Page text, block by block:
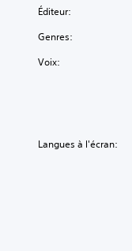
Éditeur:
Genres:
Voix:
Langues à l'écran: